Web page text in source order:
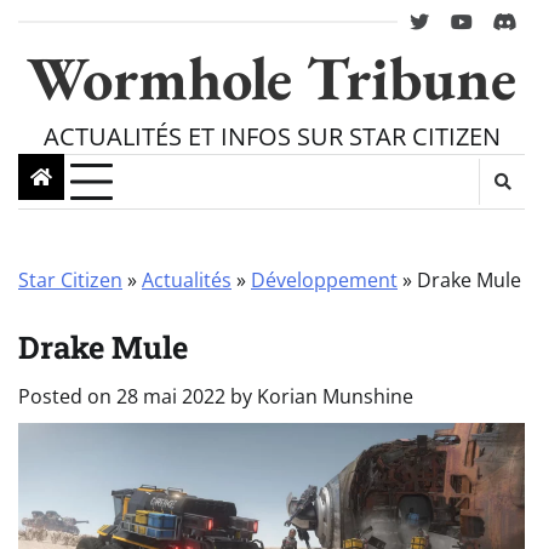
content
twitteryoutube
Wormhole Tribune
ACTUALITÉS ET INFOS SUR STAR CITIZEN
Star Citizen »Actualités » Développement» Drake Mule
Drake Mule
Posted on 28 mai 2022 by Korian Munshine